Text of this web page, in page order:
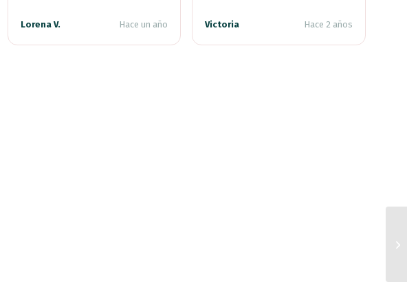
Lorena V. Hace un año Victoria Hace 2 años
para tu primera compra.